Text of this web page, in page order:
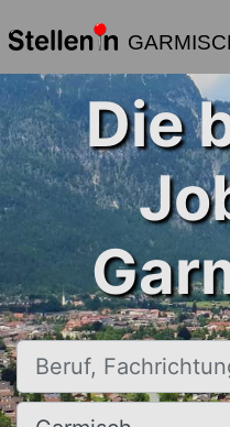
Die
Beruf, Fachrichtung, Firma
Ort, Stadt